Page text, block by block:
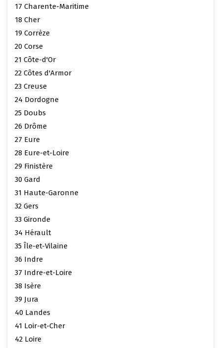
17 Charente-Maritime
18 Cher
19 Corrèze
20 Corse
21 Côte-d'Or
22 Côtes d'Armor
23 Creuse
24 Dordogne
25 Doubs
26 Drôme
27 Eure
28 Eure-et-Loire
29 Finistère
30 Gard
31 Haute-Garonne
32 Gers
33 Gironde
34 Hérault
35 Île-et-Vilaine
36 Indre
37 Indre-et-Loire
38 Isère
39 Jura
40 Landes
41 Loir-et-Cher
42 Loire